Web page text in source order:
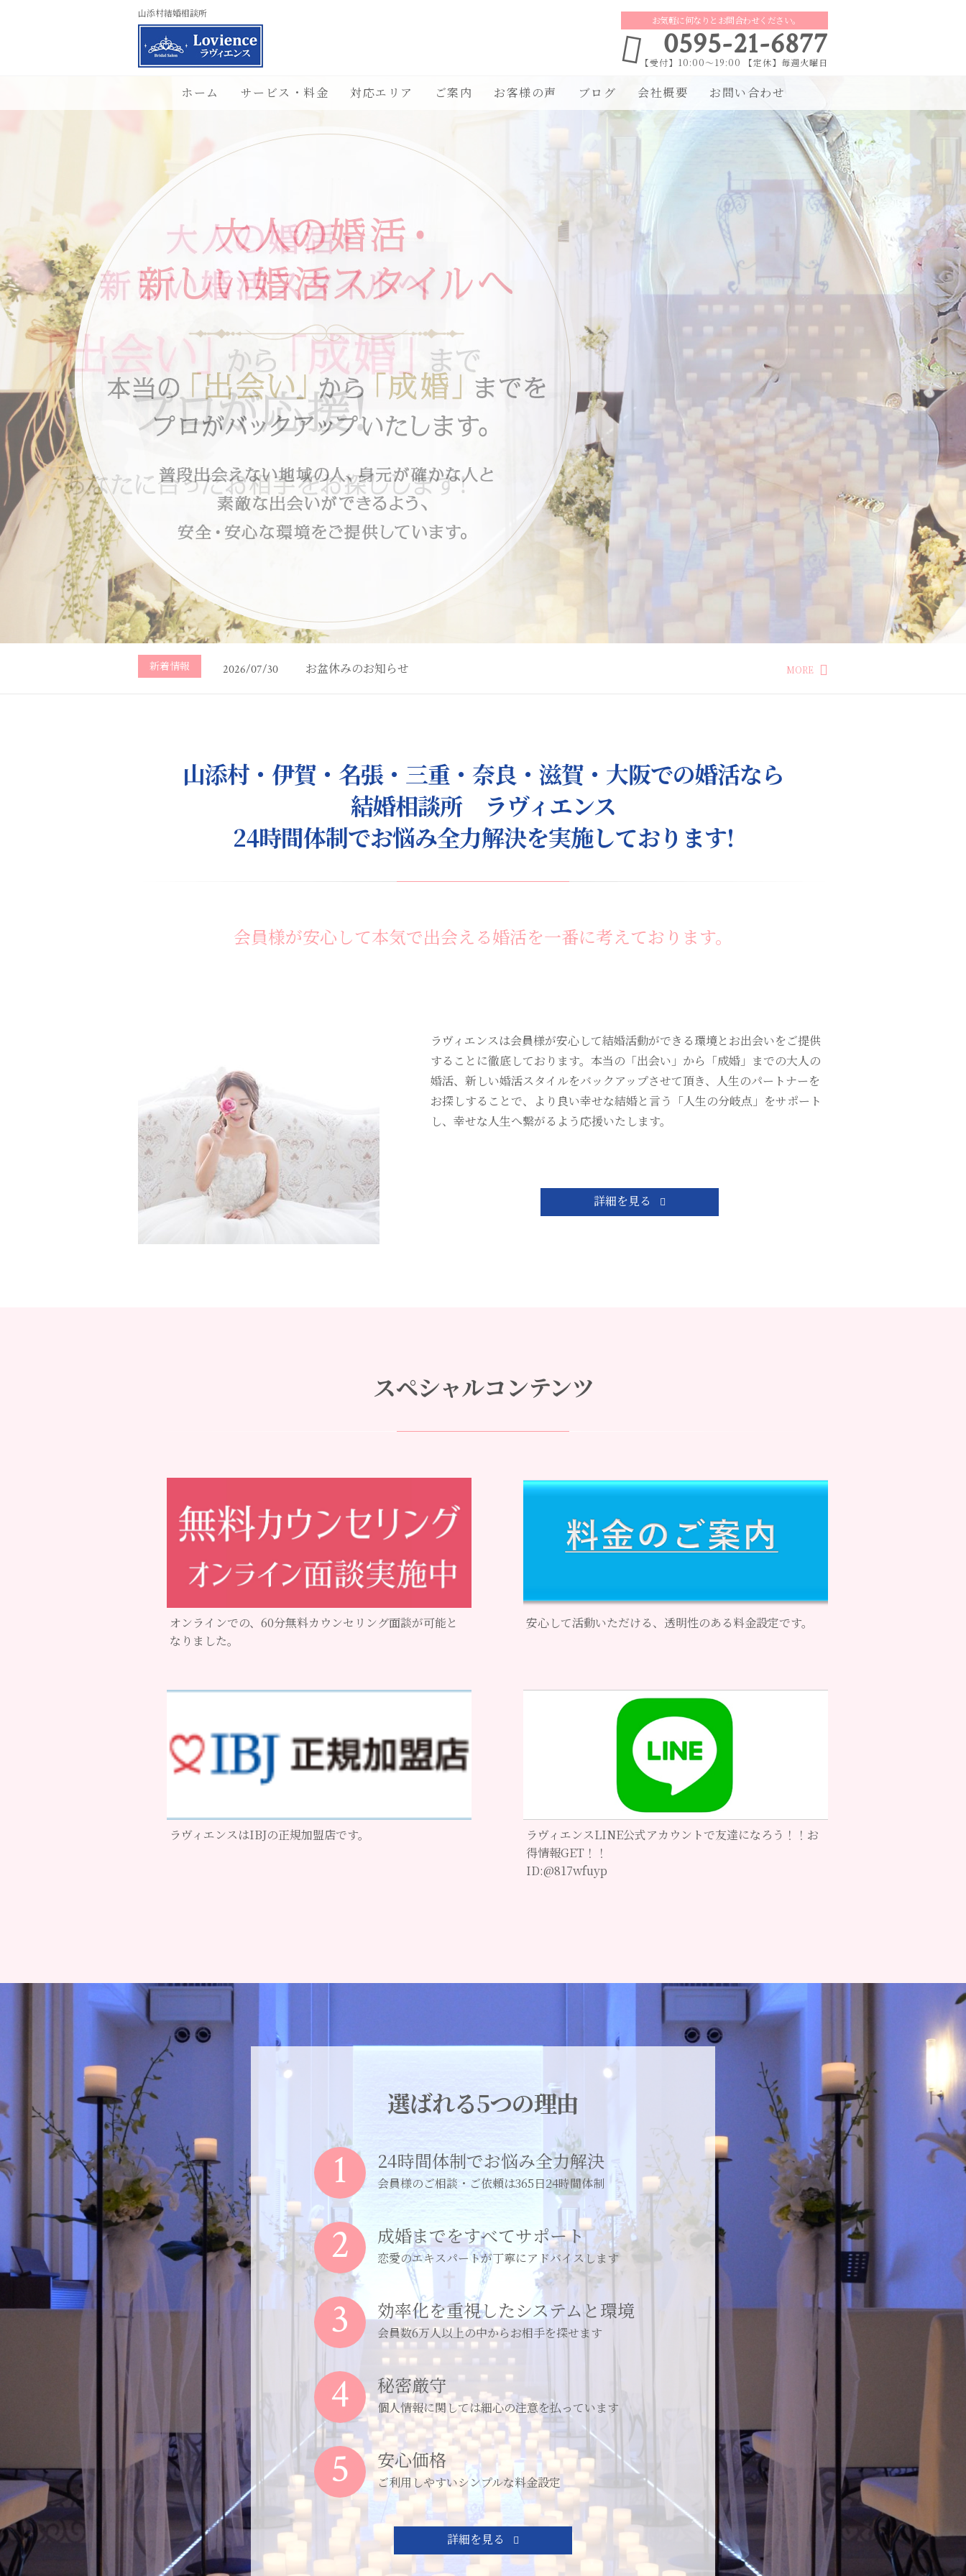
山添村結婚相談所
お気軽に何なりとお問合わせください。
0595-21-6877
【受付】10:00～19:00 【定休】毎週火曜日
ホーム サービス・料金 対応エリア ご案内 お客様の声 ブログ 会社概要 お問い合わせ
新着情報 2026/07/30 お盆休みのお知らせ MORE
山添村・伊賀・名張・三重・奈良・滋賀・大阪での婚活なら
結婚相談所 ラヴィエンス
24時間体制でお悩み全力解決を実施しております!
会員様が安心して本気で出会える婚活を一番に考えております。
ラヴィエンスは会員様が安心して結婚活動ができる環境とお出会いをご提供
することに徹底しております。本当の「出会い」から「成婚」までの大人の
婚活、新しい婚活スタイルをバックアップさせて頂き、人生のパートナーを
お探しすることで、より良い幸せな結婚と言う「人生の分岐点」をサポート
し、幸せな人生へ繋がるよう応援いたします。
詳細を見る
スペシャルコンテンツ
オンラインでの、60分無料カウンセリング面談が可能と
なりました。
安心して活動いただける、透明性のある料金設定です。
ラヴィエンスはIBJの正規加盟店です。
ラヴィエンスLINE公式アカウントで友達になろう！！お
得情報GET！！
ID:@817wfuyp
選ばれる5つの理由
24時間体制でお悩み全力解決
会員様のご相談・ご依頼は365日24時間体制
1
成婚までをすべてサポート
恋愛のエキスパートが丁寧にアドバイスします
2
効率化を重視したシステムと環境
会員数6万人以上の中からお相手を探せます
3
秘密厳守
個人情報に関しては細心の注意を払っています
4
安心価格
ご利用しやすいシンプルな料金設定
5
詳細を見る